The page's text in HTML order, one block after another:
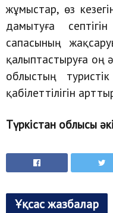
жұмыстар, өз
дамытуға
сапасының
қалыптастыруға оң
облыстың
қабілеттілігін
Түркістан облысы
Ұқсас жазбалар